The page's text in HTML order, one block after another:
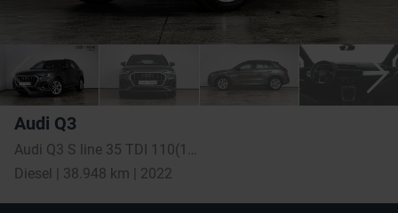
Audi Q3
Diesel | 38.948 km | 2022